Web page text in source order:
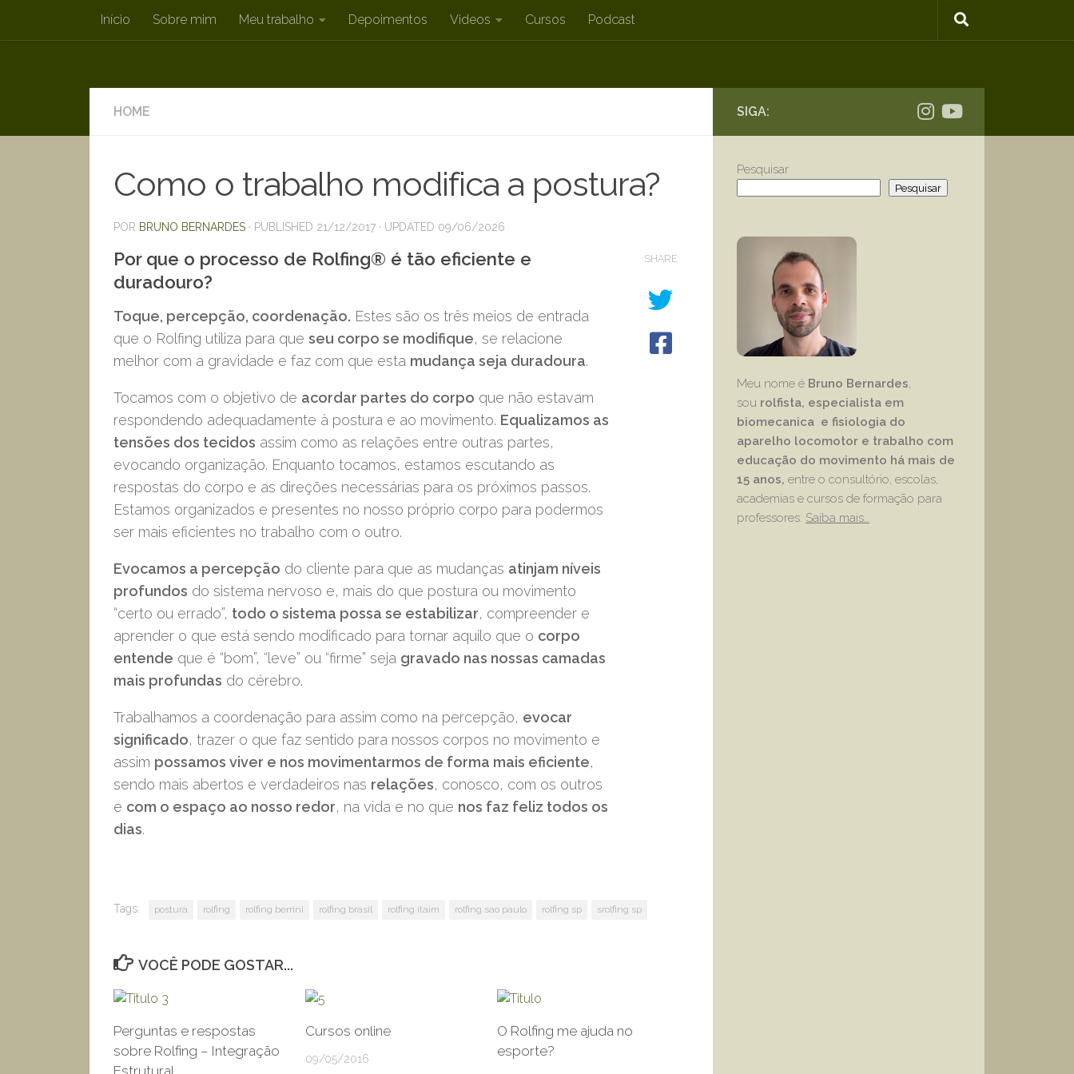
Skip to contentInício Sobre mim Meu trabalho Depoimentos Videos Cursos Podcast
HOME
Como o trabalho modifica a postura?
POR BRUNO BERNARDES · PUBLISHED 21/12/2017 · UPDATED 09/06/2026
Por que o processo de Rolfing® é tão eficiente e
duradouro?
Toque, percepção, coordenação. Estes são os três meios de entrada
que o Rolfing utiliza para que seu corpo se modifique, se relacione
melhor com a gravidade e faz com que esta mudança seja duradoura.
Tocamos com o objetivo de acordar partes do corpo que não estavam
respondendo adequadamente à postura e ao movimento. Equalizamos as
tensões dos tecidos assim como as relações entre outras partes,
evocando organização. Enquanto tocamos, estamos escutando as
respostas do corpo e as direções necessárias para os próximos passos.
Estamos organizados e presentes no nosso próprio corpo para podermos
ser mais eficientes no trabalho com o outro.
Evocamos a percepção do cliente para que as mudanças atinjam níveis
profundos do sistema nervoso e, mais do que postura ou movimento
“certo ou errado”, todo o sistema possa se estabilizar, compreender e
aprender o que está sendo modificado para tornar aquilo que o corpo
entende que é “bom”, “leve” ou “firme” seja gravado nas nossas camadas
mais profundas do cérebro.
Trabalhamos a coordenação para assim como na percepção, evocar
significado, trazer o que faz sentido para nossos corpos no movimento e
assim possamos viver e nos movimentarmos de forma mais eficiente,
sendo mais abertos e verdadeiros nas relações, conosco, com os outros
e com o espaço ao nosso redor, na vida e no que nos faz feliz todos os
dias.
SHARE
Tags: postura rolfing rolfing berrini rolfing brasil rolfing itaim rolfing sao paulo rolfing sp srolfing sp
VOCÊ PODE GOSTAR...
Perguntas e respostas
sobre Rolfing – Integração
Estrutural
Cursos online
09/05/2016
O Rolfing me ajuda no
esporte?
SIGA:
Pesquisar
Pesquisar
Meu nome é Bruno Bernardes,
sou rolfista, especialista em
biomecanica e fisiologia do
aparelho locomotor e trabalho com
educação do movimento há mais de
15 anos, entre o consultório, escolas,
academias e cursos de formação para
professores. Saiba mais…